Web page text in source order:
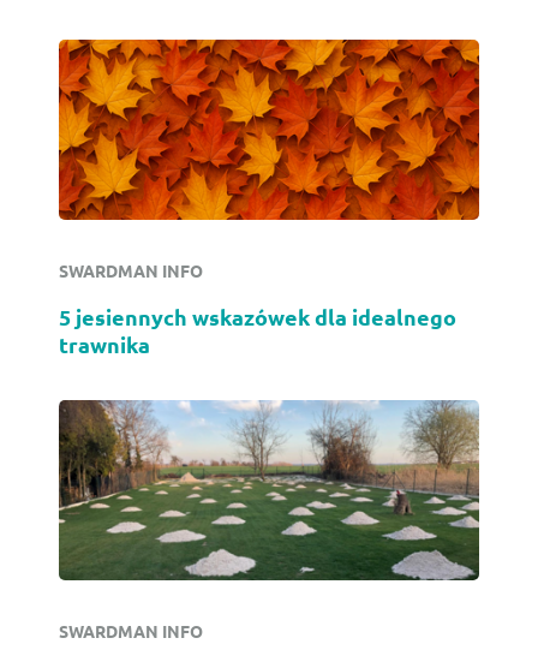
SWARDMAN INFO
5 jesiennych wskazówek dla idealnego
trawnika
SWARDMAN INFO